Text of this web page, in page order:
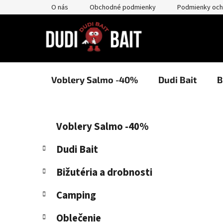
na
O nás Obchodné podmienky Podmienky
Voblery Salmo -40% Dudi Bait
č
ý
a
n
Preskočiť
kategórie
e
ó
i
Voblery Salmo -40%
Dudi Bait
Bižutéria a drobnosti
Camping
Oblečenie